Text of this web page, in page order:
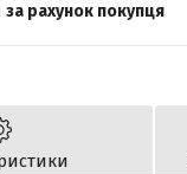
за рахунок покупця